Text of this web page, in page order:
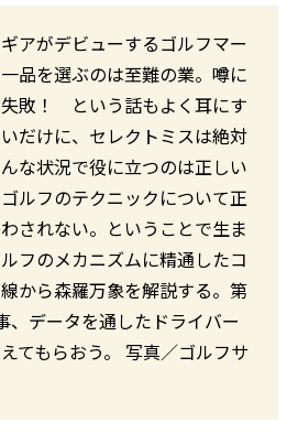
アがデビューするゴルフマー
品を選ぶのは至難の業。噂に
敗！ という話もよく耳にす
だけに、セレクトミスは絶対
な状況で役に立つのは正しい
ルフのテクニックについて正
されない。ということで生ま
フのメカニズムに精通したコ
から森羅万象を解説する。第
、データを通したドライバー
てもらおう。 写真／ゴルフサ